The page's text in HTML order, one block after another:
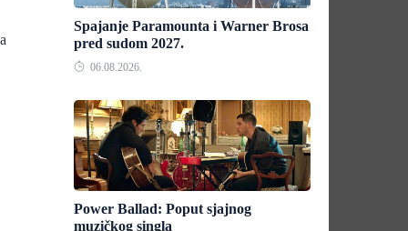
Spajanje Paramounta i Warner Brosa
pred sudom 2027.
06.08.2026.
Power Ballad: Poput sjajnog
muzičkog singla